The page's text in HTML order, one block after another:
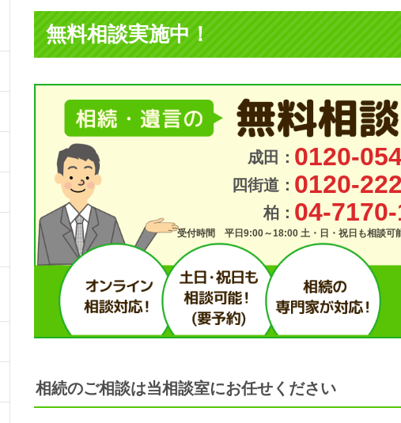
無料相談実施中！
成田： 0120-
四街道： 0120-
柏： 04-
受付時間 平日9:00～18:00 土・日・祝日も相談可
相続のご相談は当相談室にお任せください